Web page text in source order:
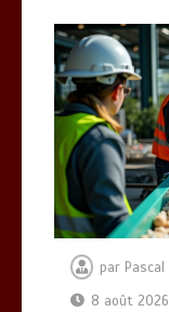
par Pascal
8 août 2026